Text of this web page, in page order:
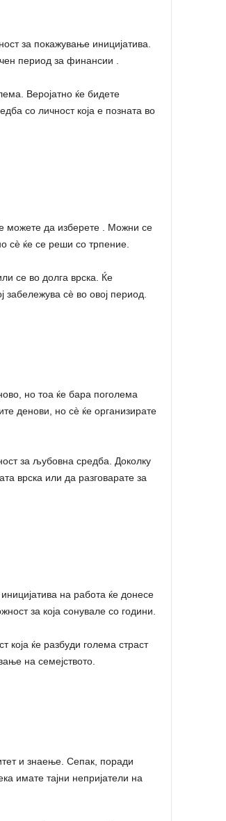
за покажување иницијатива.
период за финансии .
Веројатно ќе бидете
со личност која е позната во
можете да изберете . Можни се
сè ќе се реши со трпение.
се во долга врска. Ќе
забележува сè во овој период.
но тоа ќе бара поголема
денови, но сè ќе организирате
за љубовна средба. Доколку
врска или да разговарате за
на работа ќе донесе
за која сонувале со години.
ќе разбуди голема страст
на семејството.
и знаење. Сепак, поради
имате тајни непријатели на